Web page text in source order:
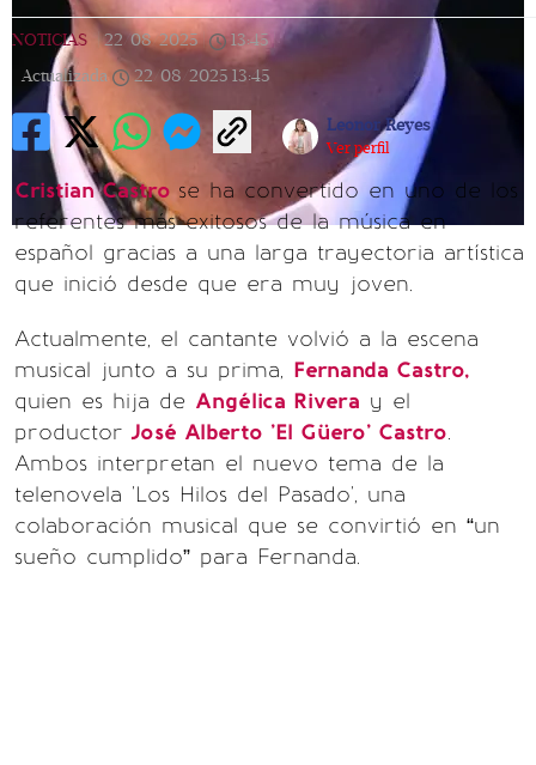
NOTICIAS | 22/08/2025 | 13:45 |
Actualizada
22/08/2025 13:45
Leonor Reyes
Ver perfil
Cristian Castro se ha convertido en uno de los
referentes más exitosos de la música en
español gracias a una larga trayectoria artística
que inició desde que era muy joven.
Actualmente, el cantante volvió a la escena
musical junto a su prima, Fernanda Castro,
quien es hija de Angélica Rivera y el
productor José Alberto 'El Güero' Castro.
Ambos interpretan el nuevo tema de la
telenovela 'Los Hilos del Pasado', una
colaboración musical que se convirtió en “un
sueño cumplido” para Fernanda.